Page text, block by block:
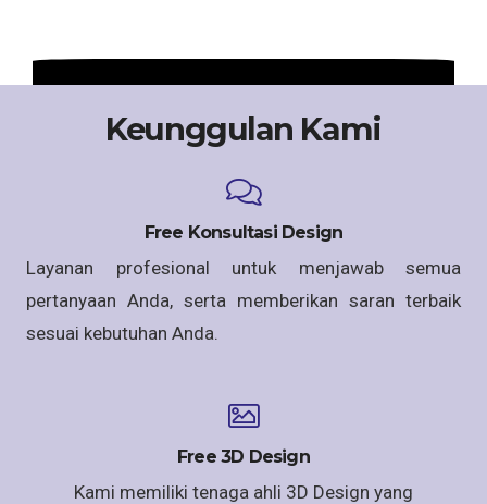
Keunggulan Kami
Free Konsultasi Design
Layanan profesional untuk menjawab semua
pertanyaan Anda, serta memberikan saran terbaik
sesuai kebutuhan Anda.
Free 3D Design
Kami memiliki tenaga ahli 3D Design yang